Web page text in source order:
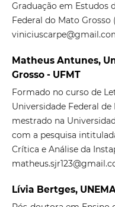
Graduação em Estudos
Federal do Mato Grosso
Matheus Antunes,
Grosso - UFMT
Formado no curso de
Universidade Federal de
mestrado na
com a pesquisa
Crítica e Análise da
Lívia Bertges,